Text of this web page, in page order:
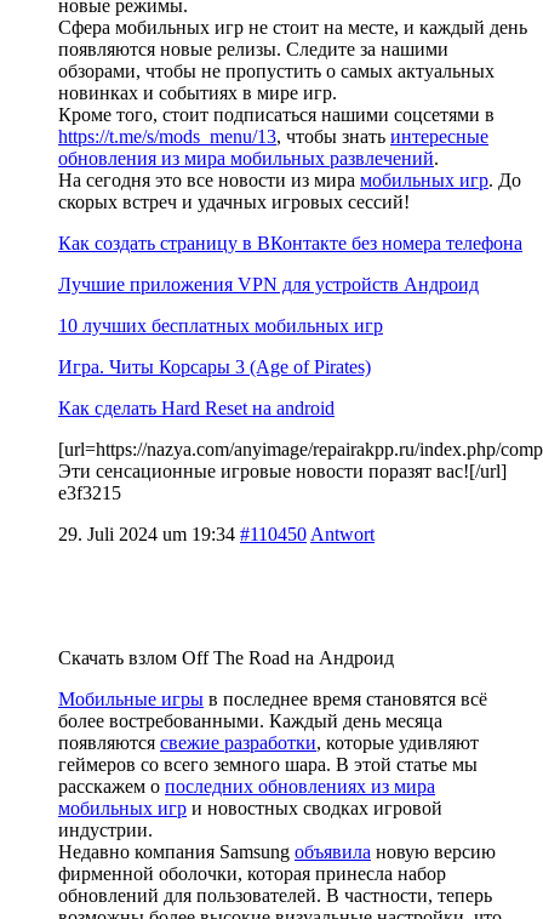
новые режимы.
Сфера мобильных игр не стоит на месте, и каждый день
появляются новые релизы. Следите за нашими
обзорами, чтобы не пропустить о самых актуальных
новинках и событиях в мире игр.
Кроме того, стоит подписаться нашими соцсетями в
https://t.me/s/mods_menu/13, чтобы знать интересные
обновления из мира мобильных развлечений.
На сегодня это все новости из мира мобильных игр. До
скорых встреч и удачных игровых сессий!
Как создать страницу в ВКонтакте без номера телефона
Лучшие приложения VPN для устройств Андроид
10 лучших бесплатных мобильных игр
Игра. Читы Корсары 3 (Age of Pirates)
Как сделать Hard Reset на android
[url=https://nazya.com/anyimage/repairakpp.ru/index.php/
Эти сенсационные игровые новости поразят вас![/url]
e3f3215
29. Juli 2024 um 19:34 #110450 Antwort
Скачать взлом Off The Road на Андроид
Мобильные игры в последнее время становятся всё
более востребованными. Каждый день месяца
появляются свежие разработки, которые удивляют
геймеров со всего земного шара. В этой статье мы
расскажем о последних обновлениях из мира
мобильных игр и новостных сводках игровой
индустрии.
Недавно компания Samsung объявила новую версию
фирменной оболочки, которая принесла набор
обновлений для пользователей. В частности, теперь